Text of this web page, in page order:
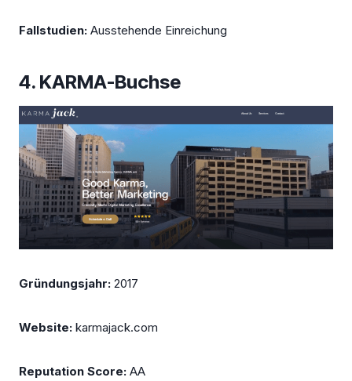
Fallstudien: Ausstehende Einreichung
4. KARMA-Buchse
Gründungsjahr: 2017
Website: karmajack.com
Reputation Score: AA